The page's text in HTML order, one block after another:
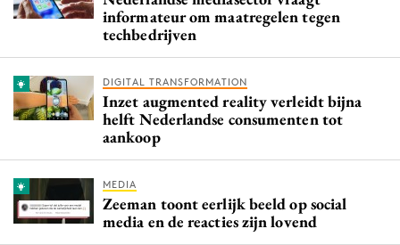
informateur om maatregelen tegen
techbedrijven
DIGITAL TRANSFORMATION
Inzet augmented reality verleidt bijna
helft Nederlandse consumenten tot
aankoop
MEDIA
Zeeman toont eerlijk beeld op social
media en de reacties zijn lovend